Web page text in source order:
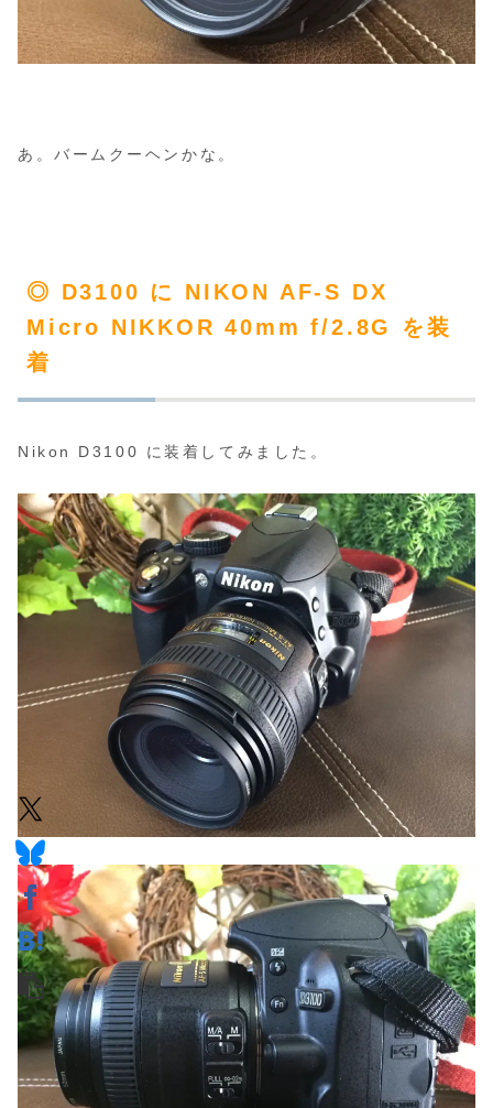
あ。バームクーヘンかな。
◎ D3100 に NIKON AF-S DX
Micro NIKKOR 40mm f/2.8G を装
着
Nikon D3100 に装着してみました。